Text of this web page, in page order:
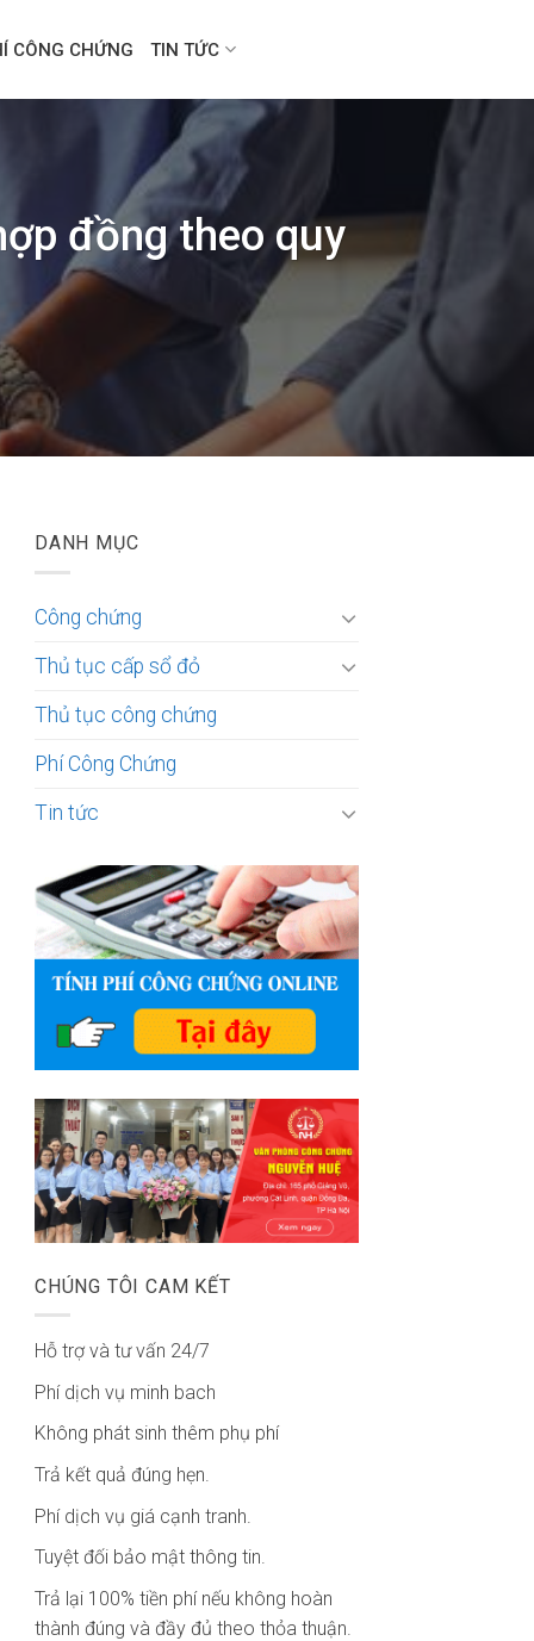
CÔNG CHỨNG TIN TỨC
đồng theo quy
DANH MỤC
Công chứng
Thủ tục cấp sổ đỏ
Thủ tục công chứng
Phí Công Chứng
Tin tức
CHÚNG TÔI CAM KẾT
Hỗ trợ và tư vấn 24/7
Phí dịch vụ minh bach
Không phát sinh thêm phụ phí
Trả kết quả đúng hẹn.
Phí dịch vụ giá cạnh tranh.
Tuyệt đối bảo mật thông tin.
Trả lại 100% tiền phí nếu không hoàn
thành đúng và đầy đủ theo thỏa thuận.